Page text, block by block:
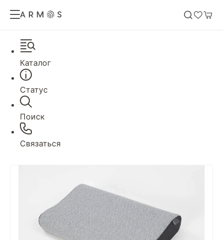
Каталог
Статус
Поиск
Связаться